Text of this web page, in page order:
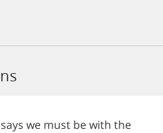
says we must bewith the